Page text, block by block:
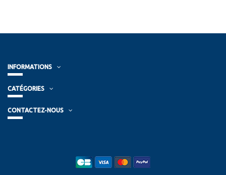
INFORMATIONS
CATÉGORIES
CONTACTEZ-NOUS